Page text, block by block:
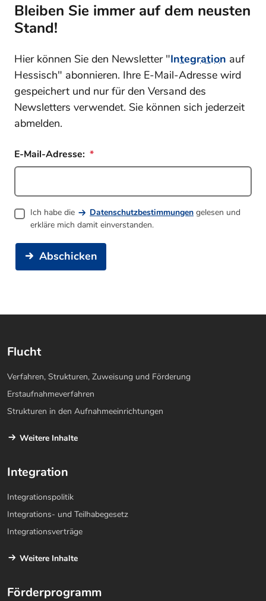
Bleiben Sie immer auf dem neusten
Stand!
Hier können Sie den Newsletter "Integration auf
Hessisch" abonnieren. Ihre E-Mail-Adresse wird
gespeichert und nur für den Versand des
Newsletters verwendet. Sie können sich jederzeit
abmelden.
E-Mail-Adresse:
Ich habe die Datenschutzbestimmungen gelesen und
erkläre mich damit einverstanden.
Abschicken
Flucht
Verfahren, Strukturen, Zuweisung und Förderung
Erstaufnahmeverfahren
Strukturen in den Aufnahmeeinrichtungen
Weitere Inhalte
Integration
Integrationspolitik
Integrations- und Teilhabegesetz
Integrationsverträge
Weitere Inhalte
Förderprogramm